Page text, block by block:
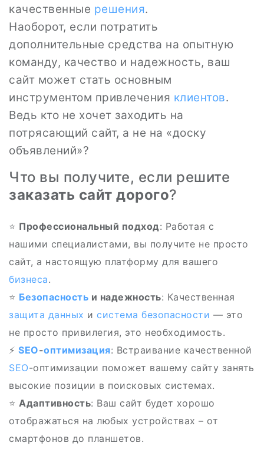
качественные решения.
Наоборот, если потратить
дополнительные средства на опытную
команду, качество и надежность, ваш
сайт может стать основным
инструментом привлечения клиентов.
Ведь кто не хочет заходить на
потрясающий сайт, а не на «доску
объявлений»?
Что вы получите, если решите
заказать сайт дорого?
⭐️ Профессиональный подход: Работая с
нашими специалистами, вы получите не просто
сайт, а настоящую платформу для вашего
бизнеса.
⭐ Безопасность и надежность: Качественная
защита данных и система безопасности — это
не просто привилегия, это необходимость.
⚡ SEO-оптимизация: Встраивание качественной
SEO-оптимизации поможет вашему сайту занять
высокие позиции в поисковых системах.
⭐ Адаптивность: Ваш сайт будет хорошо
отображаться на любых устройствах – от
смартфонов до планшетов.